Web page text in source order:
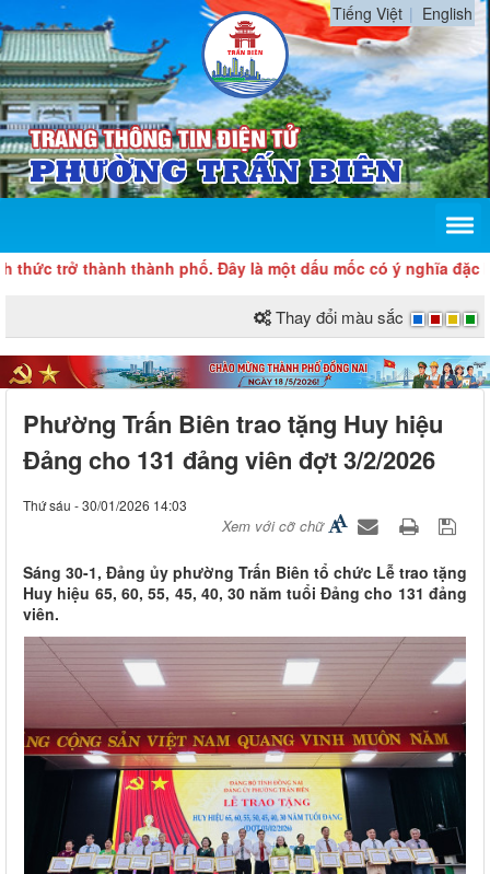
Tiếng Việt English
thành thành phố. Đây là một dấu mốc có ý nghĩa đặc biệt
Thay đổi màu sắc
Phường Trấn Biên trao tặng Huy hiệu
Đảng cho 131 đảng viên đợt 3/2/2026
Thứ sáu - 30/01/2026 14:03
Xem với cỡ chữ
Sáng 30-1, Đảng ủy phường Trấn Biên tổ chức Lễ trao tặng
Huy hiệu 65, 60, 55, 45, 40, 30 năm tuổi Đảng cho 131 đảng
viên.